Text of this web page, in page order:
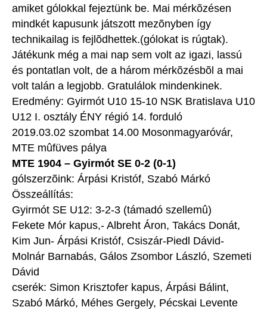
amiket gólokkal fejeztünk be. Mai mérkõzésen
mindkét kapusunk játszott mezõnyben így
technikailag is fejlõdhettek.(gólokat is rúgtak).
Játékunk még a mai nap sem volt az igazi, lassú
és pontatlan volt, de a három mérkõzésbõl a mai
volt talán a legjobb. Gratulálok mindenkinek.
Eredmény: Gyirmót U10 15-10 NSK Bratislava U10
U12 I. osztály ÉNY régió 14. forduló
2019.03.02 szombat 14.00 Mosonmagyaróvár,
MTE mûfüves pálya
MTE 1904 – Gyirmót SE 0-2 (0-1)
gólszerzõink: Árpási Kristóf, Szabó Márkó
Összeállítás:
Gyirmót SE U12: 3-2-3 (támadó szellemû)
Fekete Mór kapus,- Albreht Áron, Takács Donát,
Kim Jun- Árpási Kristóf, Csiszár-Piedl Dávid-
Molnár Barnabás, Gálos Zsombor László, Szemeti
Dávid
cserék: Simon Krisztofer kapus, Árpási Bálint,
Szabó Márkó, Méhes Gergely, Pécskai Levente